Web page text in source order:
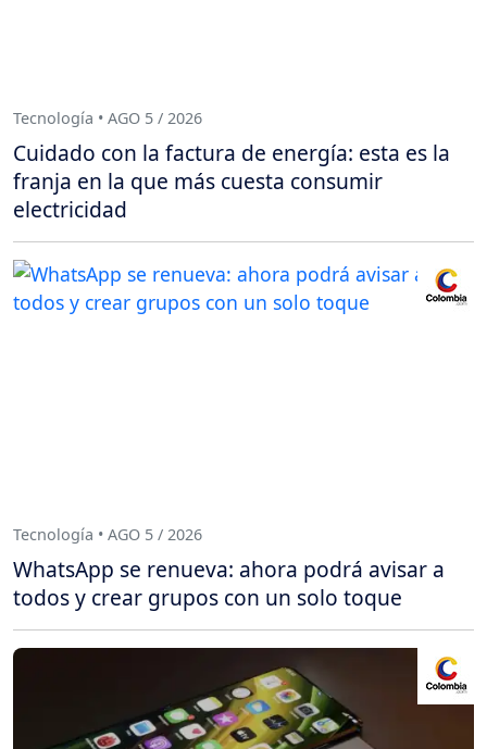
Tecnología • AGO 5 / 2026
Cuidado con la factura de energía: esta es la
franja en la que más cuesta consumir
electricidad
Tecnología • AGO 5 / 2026
WhatsApp se renueva: ahora podrá avisar a
todos y crear grupos con un solo toque